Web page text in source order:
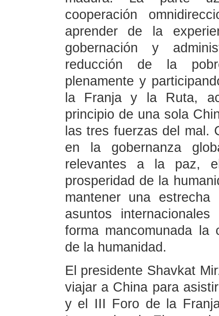
cooperación
aprender de la
gobernación y
reducción de la
plenamente y
la Franja y la Ruta,
principio de una sola
las tres fuerzas del mal.
en la gobernanza
relevantes a la paz,
prosperidad de la
mantener una
asuntos
forma mancomunada la
de la humanidad.
El presidente Shavkat
viajar a China para
y el III Foro de la